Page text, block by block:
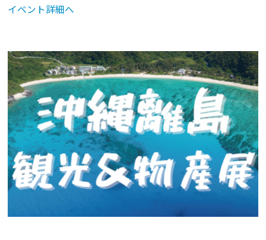
イベント詳細へ